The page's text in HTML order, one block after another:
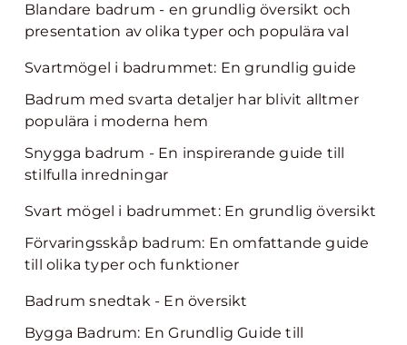
Blandare badrum - en grundlig översikt och
presentation av olika typer och populära val
Svartmögel i badrummet: En grundlig guide
Badrum med svarta detaljer har blivit alltmer
populära i moderna hem
Snygga badrum - En inspirerande guide till
stilfulla inredningar
Svart mögel i badrummet: En grundlig översikt
Förvaringsskåp badrum: En omfattande guide
till olika typer och funktioner
Badrum snedtak - En översikt
Bygga Badrum: En Grundlig Guide till